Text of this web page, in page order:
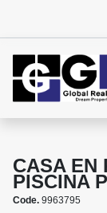
CASA EN
PISCINA
Code. 9963795